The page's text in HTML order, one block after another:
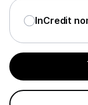
Gaisa
Gaisa
Gaisa
InCredit